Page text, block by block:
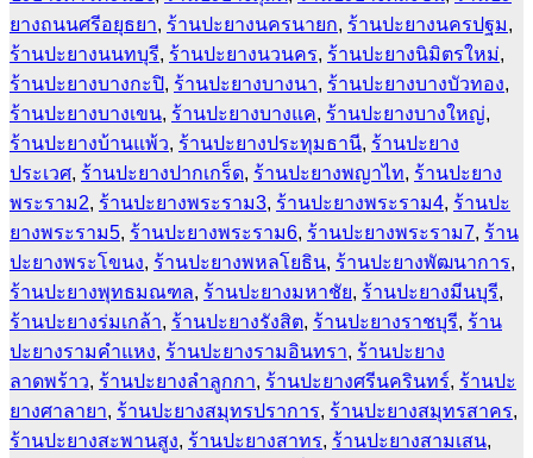
ยางถนนศรีอยุธยา, ร้านปะยางนครนายก, ร้านปะยางนครปฐม,
ร้านปะยางนนทบุรี, ร้านปะยางนวนคร, ร้านปะยางนิมิตรใหม่,
ร้านปะยางบางกะปิ, ร้านปะยางบางนา, ร้านปะยางบางบัวทอง,
ร้านปะยางบางเขน, ร้านปะยางบางแค, ร้านปะยางบางใหญ่,
ร้านปะยางบ้านแพ้ว, ร้านปะยางประทุมธานี, ร้านปะยาง
ประเวศ, ร้านปะยางปากเกร็ด, ร้านปะยางพญาไท, ร้านปะยาง
พระราม2, ร้านปะยางพระราม3, ร้านปะยางพระราม4, ร้านปะ
ยางพระราม5, ร้านปะยางพระราม6, ร้านปะยางพระราม7, ร้าน
ปะยางพระโขนง, ร้านปะยางพหลโยธิน, ร้านปะยางพัฒนาการ,
ร้านปะยางพุทธมณฑล, ร้านปะยางมหาชัย, ร้านปะยางมีนบุรี,
ร้านปะยางร่มเกล้า, ร้านปะยางรังสิต, ร้านปะยางราชบุรี, ร้าน
ปะยางรามคำแหง, ร้านปะยางรามอินทรา, ร้านปะยาง
ลาดพร้าว, ร้านปะยางลำลูกกา, ร้านปะยางศรีนครินทร์, ร้านปะ
ยางศาลายา, ร้านปะยางสมุทรปราการ, ร้านปะยางสมุทรสาคร,
ร้านปะยางสะพานสูง, ร้านปะยางสาทร, ร้านปะยางสามเสน,